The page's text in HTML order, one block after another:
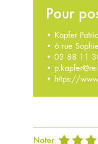
Pour
• Kapfer
• 6 rue
• 03 88 11
•
• https://
Noter